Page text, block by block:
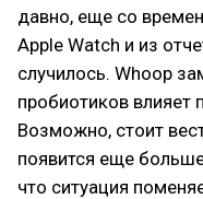
давно, еще со
Apple Watch и из
случилось. Whoop
пробиотиков влияет
Возможно, стоит
появится еще
что ситуация